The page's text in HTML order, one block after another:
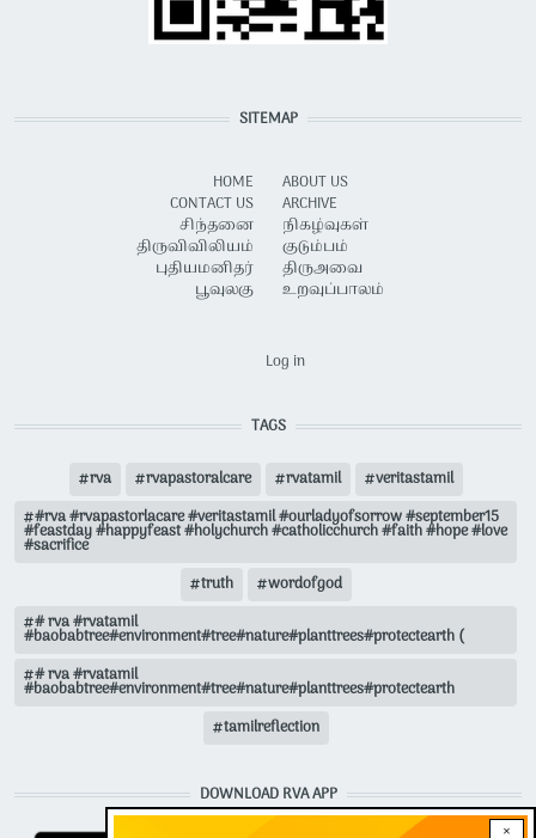
SITEMAP
HOME
CONTACT US
சிந்தனை
திருவிவிலியம்
புதியமனிதர்
பூவுலகு
ABOUT US
ARCHIVE
நிகழ்வுகள்
குடும்பம்
திருஅவை
உறவுப்பாலம்
Log in
TAGS
rva rvapastoralcare rvatamil
veritastamil
#rva #rvapastorlacare #veritastamil #ourladyofsorrow #september15
#feastday #happyfeast #holychurch #catholicchurch #faith #hope #love
#sacrifice
truth
wordofgod
# rva #rvatamil
#baobabtree#environment#tree#nature#planttrees#protectearth (
# rva #rvatamil
#baobabtree#environment#tree#nature#planttrees#protectearth
tamilreflection
DOWNLOAD RVA APP